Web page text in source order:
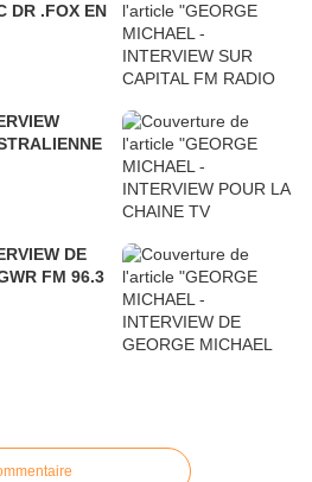
DR .FOX EN
DE
FM 96.3